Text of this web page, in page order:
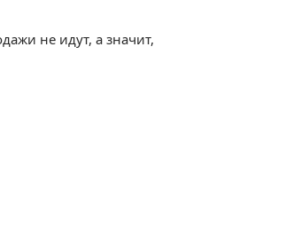
не идут, а значит,